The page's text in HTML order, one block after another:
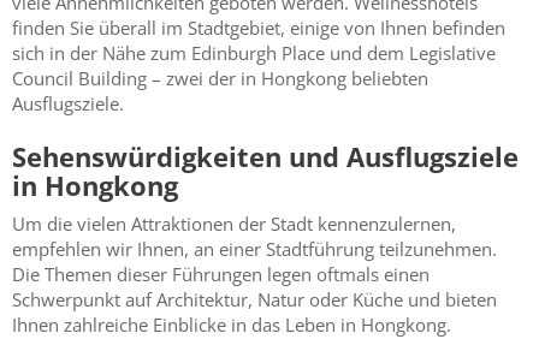
finden Sie überall im Stadtgebiet, einige von Ihnen befinden
sich in der Nähe zum Edinburgh Place und dem Legislative
Council Building – zwei der in Hongkong beliebten
Ausflugsziele.
Sehenswürdigkeiten und Ausflugsziele
in Hongkong
Um die vielen Attraktionen der Stadt kennenzulernen,
empfehlen wir Ihnen, an einer Stadtführung teilzunehmen.
Die Themen dieser Führungen legen oftmals einen
Schwerpunkt auf Architektur, Natur oder Küche und bieten
Ihnen zahlreiche Einblicke in das Leben in Hongkong.